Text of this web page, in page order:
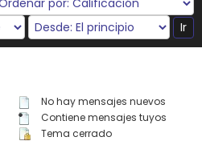
No hay mensajes nuevos
Contiene mensajes tuyos
Tema cerrado